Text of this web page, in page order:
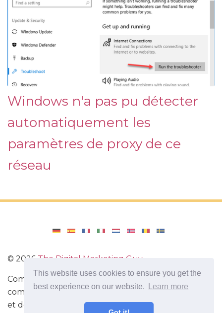
This website uses cookies to ensure you get the
best experience on our website.
Learn more
Windows n'a pas pu détecter
automatiquement les
paramètres de proxy de ce
réseau
© 2026 The Digital Marketing Guy
Comment réinstaller Windows sur votre ordinateur,
comment configurer Windows. Avis d'applications
et de jeux pour Android, commentaires de gadgets